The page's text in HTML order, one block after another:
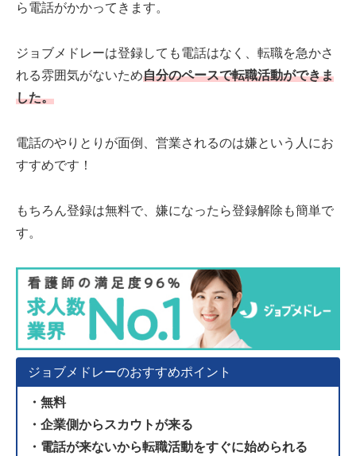
ら電話がかかってきます。
ジョブメドレーは登録しても電話はなく、転職を急かさ
れる雰囲気がないため自分のペースで転職活動ができま
した。
電話のやりとりが面倒、営業されるのは嫌という人にお
すすめです！
もちろん登録は無料で、嫌になったら登録解除も簡単で
す。
ジョブメドレーのおすすめポイント
・無料
・企業側からスカウトが来る
・電話が来ないから転職活動をすぐに始められる